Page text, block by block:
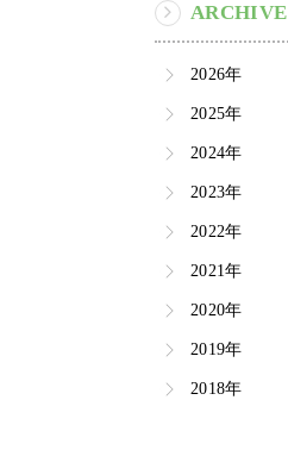
ARCHIVE
2026年
2025年
2024年
2023年
2022年
2021年
2020年
2019年
2018年